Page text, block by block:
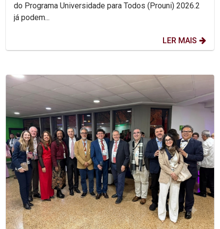
do Programa Universidade para Todos (Prouni) 2026.2
já podem...
LER MAIS